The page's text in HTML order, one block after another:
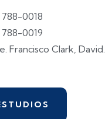
0018
0019
Francisco Clark, David.